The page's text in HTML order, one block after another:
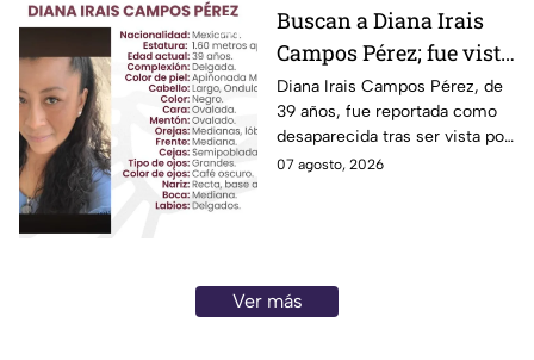
Buscan a Diana Irais
Campos Pérez; fue vista
por última vez en la
ciudad de Puebla
Diana Irais Campos Pérez, de
39 años, fue reportada como
desaparecida tras ser vista por
última vez el 6 de agosto en
07 agosto, 2026
Ver más